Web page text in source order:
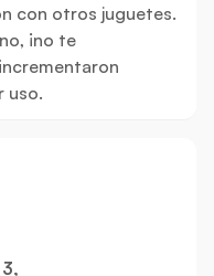
con otros juguetes.
¡no te
uso.